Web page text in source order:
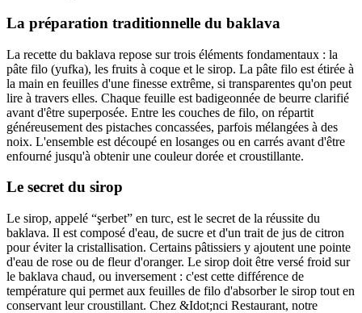
La préparation traditionnelle du baklava
La recette du baklava repose sur trois éléments fondamentaux : la
pâte filo (yufka), les fruits à coque et le sirop. La pâte filo est étirée à
la main en feuilles d'une finesse extrême, si transparentes qu'on peut
lire à travers elles. Chaque feuille est badigeonnée de beurre clarifié
avant d'être superposée. Entre les couches de filo, on répartit
généreusement des pistaches concassées, parfois mélangées à des
noix. L'ensemble est découpé en losanges ou en carrés avant d'être
enfourné jusqu'à obtenir une couleur dorée et croustillante.
Le secret du sirop
Le sirop, appelé “şerbet” en turc, est le secret de la réussite du
baklava. Il est composé d'eau, de sucre et d'un trait de jus de citron
pour éviter la cristallisation. Certains pâtissiers y ajoutent une pointe
d'eau de rose ou de fleur d'oranger. Le sirop doit être versé froid sur
le baklava chaud, ou inversement : c'est cette différence de
température qui permet aux feuilles de filo d'absorber le sirop tout en
conservant leur croustillant. Chez &Idot;nci Restaurant, notre